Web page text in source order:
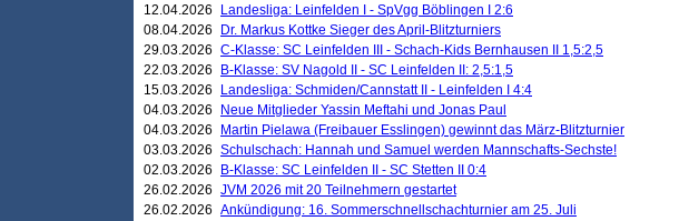
12.04.2026
Landesliga: Leinfelden I - SpVgg Böblingen I 2:6
08.04.2026
Dr. Markus Kottke Sieger des April-Blitzturniers
29.03.2026 C-Klasse: SC Leinfelden III - Schach-Kids Bernhausen II 1,5:2,5
22.03.2026
B-Klasse: SV Nagold II - SC Leinfelden II: 2,5:1,5
15.03.2026
Landesliga: Schmiden/Cannstatt II - Leinfelden I 4:4
04.03.2026
Neue Mitglieder Yassin Meftahi und Jonas Paul
04.03.2026
Martin Pielawa (Freibauer Esslingen) gewinnt das März-Blitzturnier
03.03.2026 Schulschach: Hannah und Samuel werden Mannschafts-Sechste!
02.03.2026
B-Klasse: SC Leinfelden II - SC Stetten II 0:4
26.02.2026 JVM 2026 mit 20 Teilnehmern gestartet
26.02.2026 Ankündigung: 16. Sommerschnellschachturnier am 25. Juli